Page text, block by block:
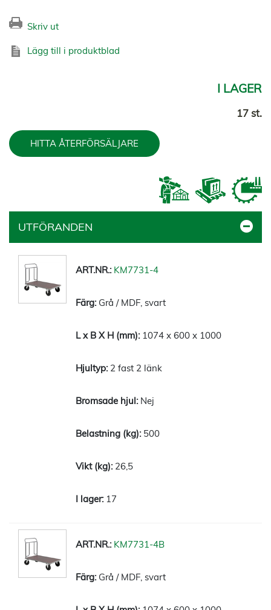
Skriv ut
Lägg till i produktblad
I LAGER
17 st.
HITTA ÅTERFÖRSÄLJARE
UTFÖRANDEN
KM7731-4
Grå / MDF, svart
1074 x 600 x 1000
2 fast 2 länk
Nej
500
26,5
17
KM7731-4B
Grå / MDF, svart